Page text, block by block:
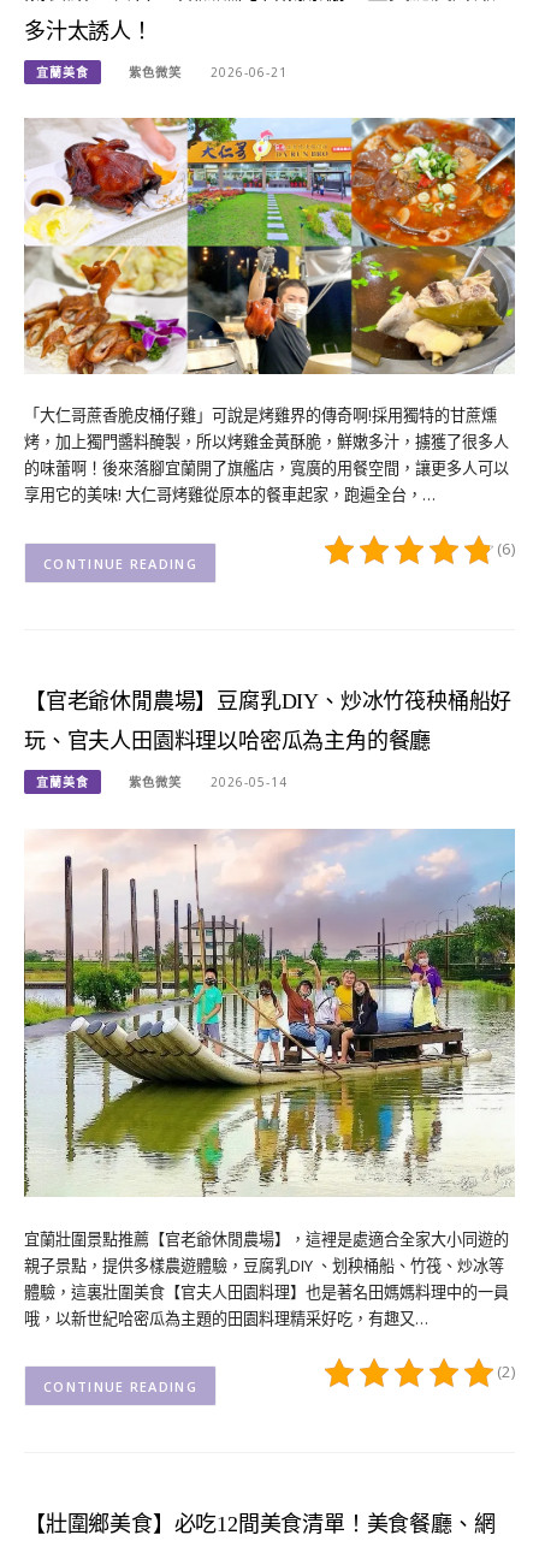
多汁太誘人！
宜蘭美食 紫色微笑 2026-06-21
「大仁哥蔗香脆皮桶仔雞」可說是烤雞界的傳奇啊!採用獨特的甘蔗燻
烤，加上獨門醬料醃製，所以烤雞金黃酥脆，鮮嫩多汁，擄獲了很多人
的味蕾啊！後來落腳宜蘭開了旗艦店，寬廣的用餐空間，讓更多人可以
享用它的美味! 大仁哥烤雞從原本的餐車起家，跑遍全台，…
(6)
CONTINUE READING
【官老爺休閒農場】豆腐乳DIY、炒冰竹筏秧桶船好
玩、官夫人田園料理以哈密瓜為主角的餐廳
宜蘭美食 紫色微笑 2026-05-14
宜蘭壯圍景點推薦【官老爺休閒農場】，這裡是處適合全家大小同遊的
親子景點，提供多樣農遊體驗，豆腐乳DIY 、划秧桶船、竹筏、炒冰等
體驗，這裏壯圍美食【官夫人田園料理】也是著名田媽媽料理中的一員
哦，以新世紀哈密瓜為主題的田園料理精采好吃，有趣又…
(2)
CONTINUE READING
【壯圍鄉美食】必吃12間美食清單！美食餐廳、網